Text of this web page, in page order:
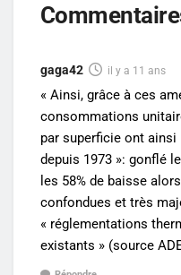
gaga42 il y a 11 ans
« Ainsi, grâce à ces
consommations
par superficie ont ainsi
depuis 1973 »: gonflé
les 58% de baisse
confondues et très
« réglementations
existants » (source